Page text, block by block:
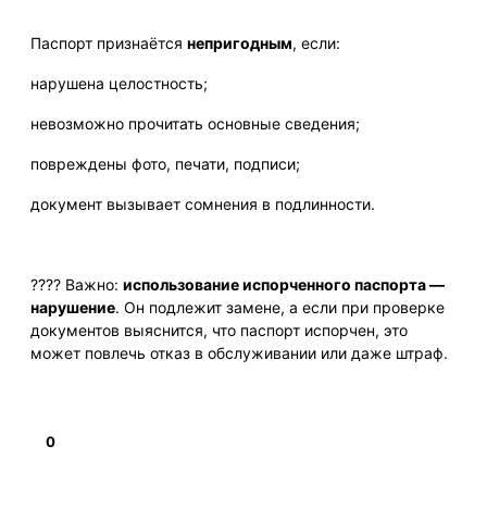
Паспорт признаётся непригодным, если:
нарушена целостность;
невозможно прочитать основные сведения;
повреждены фото, печати, подписи;
документ вызывает сомнения в подлинности.
???? Важно: использование испорченного паспорта —
нарушение. Он подлежит замене, а если при проверке
документов выяснится, что паспорт испорчен, это
может повлечь отказ в обслуживании или даже штраф.
0